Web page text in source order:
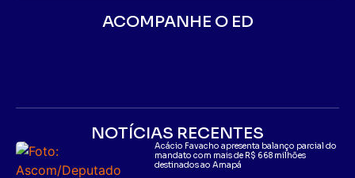
ACOMPANHE O ED
NOTÍCIAS RECENTES
Acácio Favacho apresenta balanço parcial do
mandato com mais de R$ 668 milhões
destinados ao Amapá